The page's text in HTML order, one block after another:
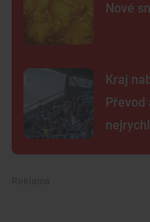
Nové
Kraj
Převod